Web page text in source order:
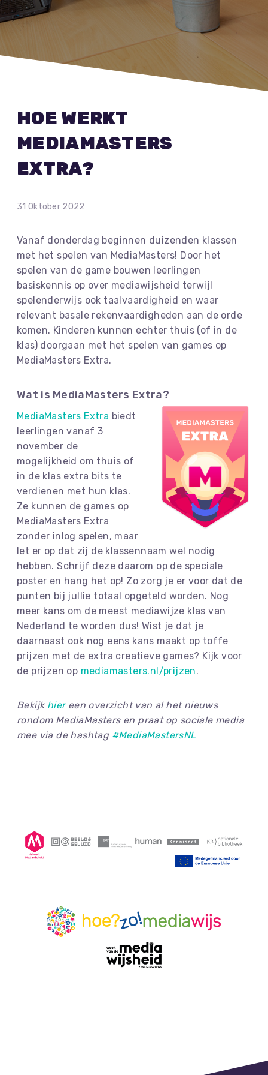
HOE WERKT
MEDIAMASTERS
EXTRA?
31 Oktober 2022
Vanaf donderdag beginnen duizenden klassen
met het spelen van MediaMasters! Door het
spelen van de game bouwen leerlingen
basiskennis op over mediawijsheid terwijl
spelenderwijs ook taalvaardigheid en waar
relevant basale rekenvaardigheden aan de orde
komen. Kinderen kunnen echter thuis (of in de
klas) doorgaan met het spelen van games op
MediaMasters Extra.
Wat is MediaMasters Extra?
MediaMasters Extra biedt
leerlingen vanaf 3
november de
mogelijkheid om thuis of
in de klas extra bits te
verdienen met hun klas.
Ze kunnen de games op
MediaMasters Extra
zonder inlog spelen, maar
let er op dat zij de klassennaam wel nodig
hebben. Schrijf deze daarom op de speciale
poster en hang het op! Zo zorg je er voor dat de
punten bij jullie totaal opgeteld worden. Nog
meer kans om de meest mediawijze klas van
Nederland te worden dus! Wist je dat je
daarnaast ook nog eens kans maakt op toffe
prijzen met de extra creatieve games? Kijk voor
de prijzen op mediamasters.nl/prijzen.
Bekijk hiereen overzicht van al het nieuws
rondom MediaMasters en praat op sociale media
mee via de hashtag #MediaMastersNL